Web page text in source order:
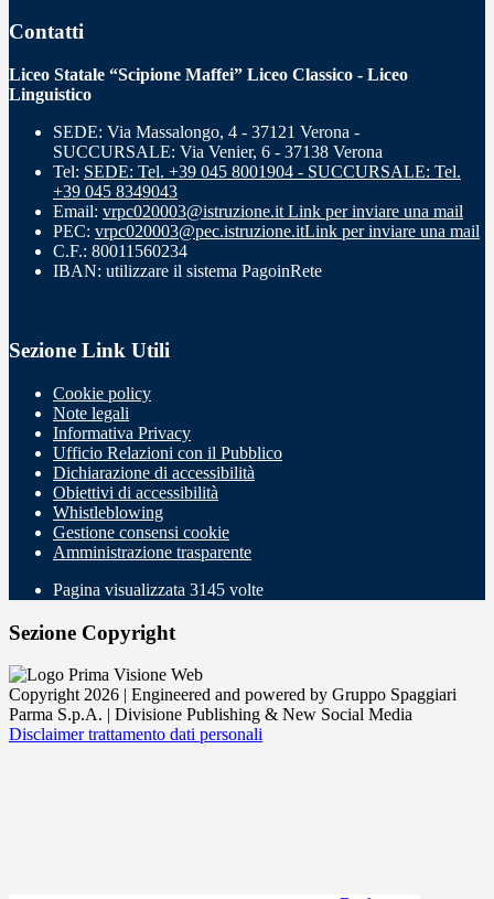
Contatti
Liceo Statale “Scipione Maffei” Liceo Classico - Liceo
Linguistico
SEDE: Via Massalongo, 4 - 37121 Verona -
SUCCURSALE: Via Venier, 6 - 37138 Verona
Tel: SEDE: Tel. +39 045 8001904 - SUCCURSALE: Tel.
+39 045 8349043
Email: vrpc020003@istruzione.it Link per inviare una mail
PEC: vrpc020003@pec.istruzione.itLink per inviare una mail
C.F.: 80011560234
IBAN: utilizzare il sistema PagoinRete
Sezione Link Utili
Cookie policy
Note legali
Informativa Privacy
Ufficio Relazioni con il Pubblico
Dichiarazione di accessibilità
Obiettivi di accessibilità
Whistleblowing
Gestione consensi cookie
Amministrazione trasparente
Pagina visualizzata 3145 volte
Sezione Copyright
Copyright 2026 | Engineered and powered by Gruppo Spaggiari
Parma S.p.A. | Divisione Publishing & New Social Media
Disclaimer trattamento dati personali